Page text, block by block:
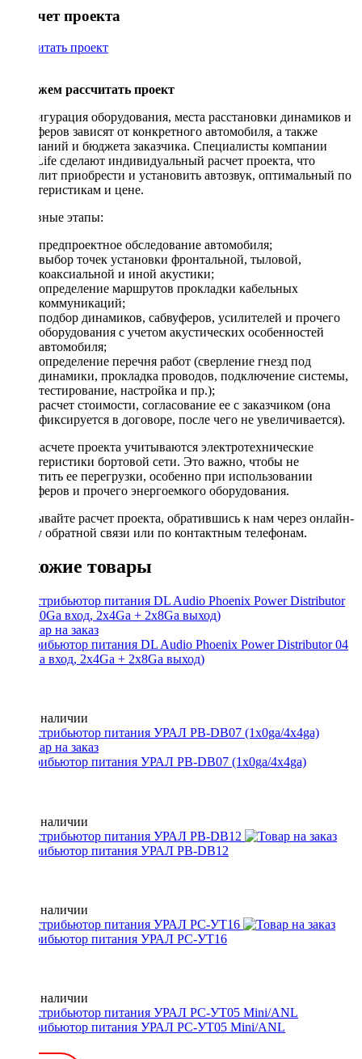
Рассчет проекта
Рассчитать проект
Поможем рассчитать проект
Конфигурация оборудования, места расстановки динамиков и
сабвуферов зависят от конкретного автомобиля, а также
пожеланий и бюджета заказчика. Специалисты компании
DriveLife сделают индивидуальный расчет проекта, что
позволит приобрести и установить автозвук, оптимальный по
характеристикам и цене.
Основные этапы:
предпроектное обследование автомобиля;
выбор точек установки фронтальной, тыловой,
коаксиальной и иной акустики;
определение маршрутов прокладки кабельных
коммуникаций;
подбор динамиков, сабвуферов, усилителей и прочего
оборудования с учетом акустических особенностей
автомобиля;
определение перечня работ (сверление гнезд под
динамики, прокладка проводов, подключение системы,
тестирование, настройка и пр.);
расчет стоимости, согласование ее с заказчиком (она
фиксируется в договоре, после чего не увеличивается).
При расчете проекта учитываются электротехнические
характеристики бортовой сети. Это важно, чтобы не
допустить ее перегрузки, особенно при использовании
сабвуферов и прочего энергоемкого оборудования.
Заказывайте расчет проекта, обратившись к нам через онлайн-
форму обратной связи или по контактным телефонам.
Похожие товары
Дистрибьютор питания DL Audio Phoenix Power Distributor 04
(2x0Ga вход, 2x4Ga + 2x8Ga выход)
Нет в наличии
Дистрибьютор питания УРАЛ PB-DB07 (1x0ga/4x4ga)
Нет в наличии
Дистрибьютор питания УРАЛ PB-DB12
Нет в наличии
Дистрибьютор питания УРАЛ РС-УТ16
Нет в наличии
Дистрибьютор питания УРАЛ РС-УТ05 Mini/ANL